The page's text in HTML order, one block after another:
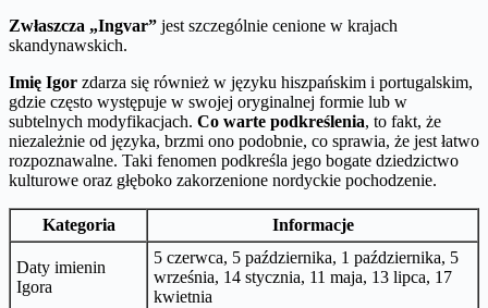
Zwłaszcza „Ingvar” jest szczególnie cenione w krajach
skandynawskich.
Imię Igor zdarza się również w języku hiszpańskim i portugalskim,
gdzie często występuje w swojej oryginalnej formie lub w
subtelnych modyfikacjach. Co warte podkreślenia, to fakt, że
niezależnie od języka, brzmi ono podobnie, co sprawia, że jest łatwo
rozpoznawalne. Taki fenomen podkreśla jego bogate dziedzictwo
kulturowe oraz głęboko zakorzenione nordyckie pochodzenie.
Kategoria Informacje
Daty imienin
Igora
5 czerwca, 5 października, 1 października, 5
września, 14 stycznia, 11 maja, 13 lipca, 17
kwietnia